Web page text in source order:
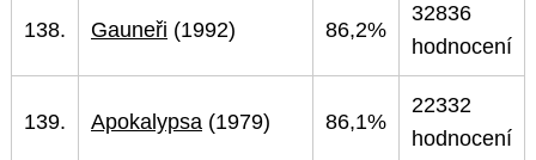
138. Gauneři (1992) 86,2%
32836
hodnocení
139. Apokalypsa (1979) 86,1%
22332
hodnocení